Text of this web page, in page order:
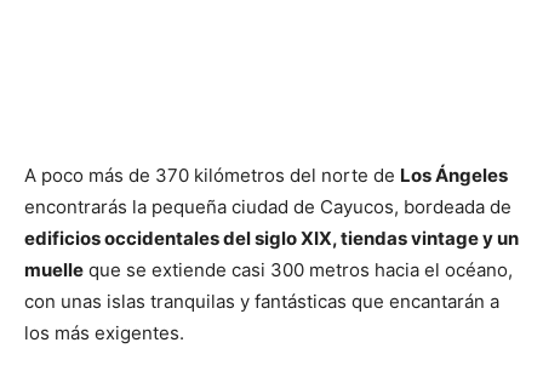
A poco más de 370 kilómetros del norte de Los Ángeles
encontrarás la pequeña ciudad de Cayucos, bordeada de
edificios occidentales del siglo XIX, tiendas vintage y un
muelle que se extiende casi 300 metros hacia el océano,
con unas islas tranquilas y fantásticas que encantarán a
los más exigentes.